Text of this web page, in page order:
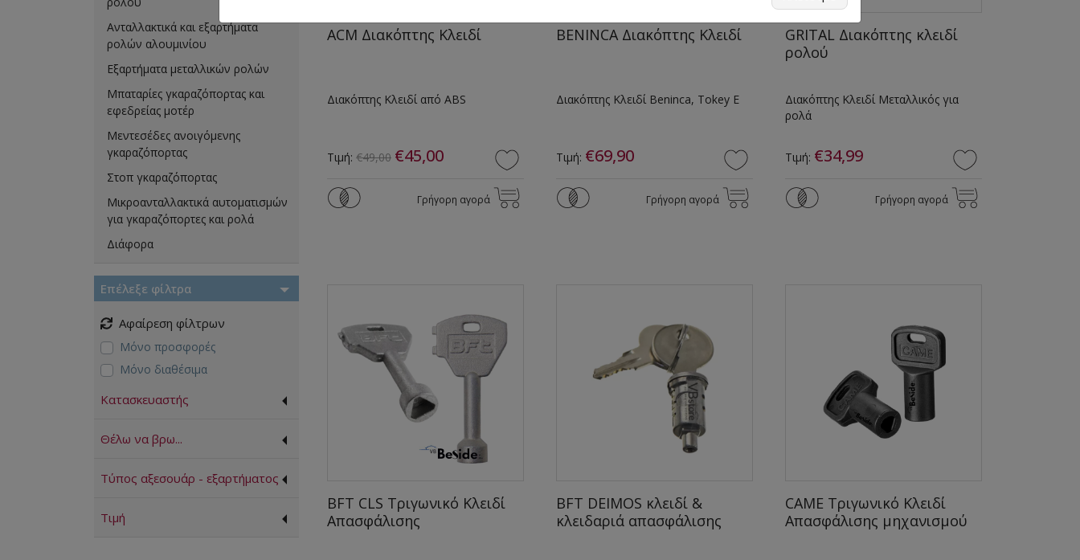
Ανταλλακτικά και εξαρτήματα
ρολών αλουμινίου
Εξαρτήματα μεταλλικών ρολών
Μπαταρίες γκαραζόπορτας και
εφεδρείας μοτέρ
Μεντεσέδες ανοιγόμενης
γκαραζόπορτας
Στοπ γκαραζόπορτας
Μικροανταλλακτικά αυτοματισμών
για γκαραζόπορτες και ρολά
Διάφορα
Επέλεξε φίλτρα
Αφαίρεση φίλτρων
Μόνο προσφορές
Μόνο διαθέσιμα
Κατασκευαστής
Θέλω να βρω...
Τύπος αξεσουάρ - εξαρτήματος
Τιμή
ACM Διακόπτης Κλειδί
Διακόπτης Κλειδί από ABS
Τιμή: €49,00 €45,00
Γρήγορη αγορά
BENINCA Διακόπτης Κλειδί
Διακόπτης Κλειδί Beninca, Tokey E
Τιμή: €69,90
Γρήγορη αγορά
GRITAL Διακόπτης κλειδί
ρολού
Διακόπτης Κλειδί Μεταλλικός για
ρολά
Τιμή: €34,99
Γρήγορη αγορά
BFT CLS Τριγωνικό Κλειδί
Απασφάλισης
BFT DEIMOS κλειδί &
κλειδαριά απασφάλισης
CAME Τριγωνικό Κλειδί
Απασφάλισης μηχανισμού